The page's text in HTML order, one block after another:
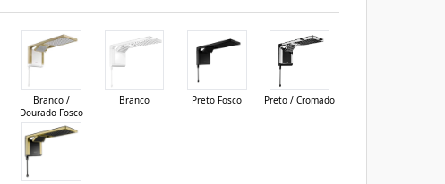
Branco /
Dourado Fosco
Branco Preto Fosco Preto / Cromado